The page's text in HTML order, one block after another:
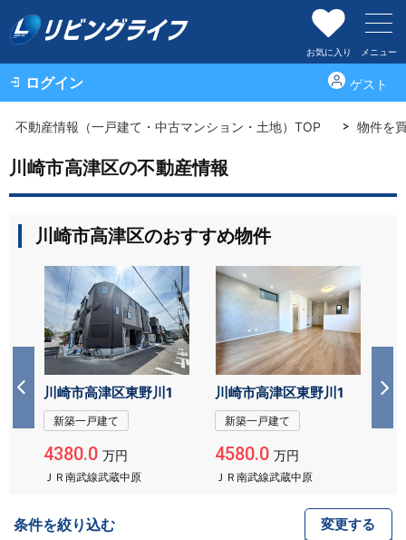
お気に入り メニュー
ログイン ゲスト
不動産情報（一戸建て・中古マンション・土地）TOP 物件を
川崎市高津区の不動産情報
川崎市高津区のおすすめ物件
川崎市高津区東野川1
新築一戸建て
4380.0万円
ＪＲ南武線武蔵中原
川崎市高津区東野川1
新築一戸建て
4580.0万円
ＪＲ南武線武蔵中原
川
条件を絞り込む 変更する